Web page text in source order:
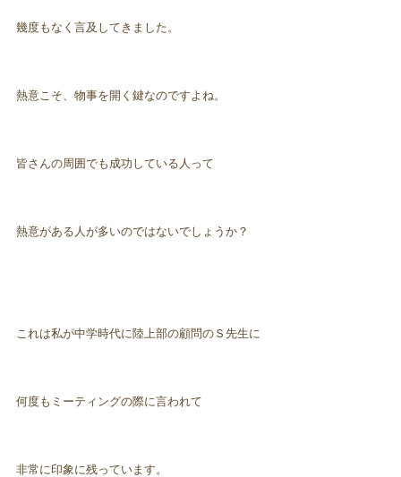
幾度もなく言及してきました。
熱意こそ、物事を開く鍵なのですよね。
皆さんの周囲でも成功している人って
熱意がある人が多いのではないでしょうか？
これは私が中学時代に陸上部の顧問のＳ先生に
何度もミーティングの際に言われて
非常に印象に残っています。